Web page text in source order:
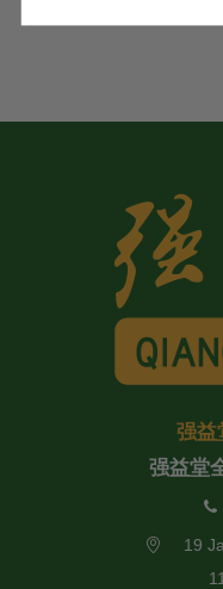
强益
强益堂
19